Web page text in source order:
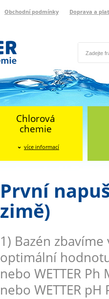
Obchodní podmínky Doprava a
Chlorová
chemie
více informací
První
zimě)
1) Bazén
optimální hodnotu
nebo WETTER Ph
nebo WETTER